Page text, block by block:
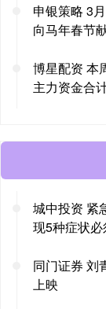
申银策略 3
向马年春节
博星配资 本
主力资金合
城中投资 紧
现5种症状
同门证券 刘
上映